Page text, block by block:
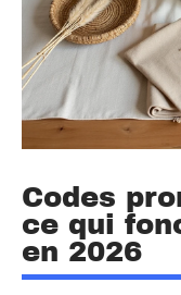
Codes
ce qui
en 2026